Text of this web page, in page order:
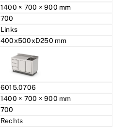
1400 × 700 × 900 mm
700
Links
400x500xD250 mm
6015.0706
1400 × 700 × 900 mm
700
Rechts